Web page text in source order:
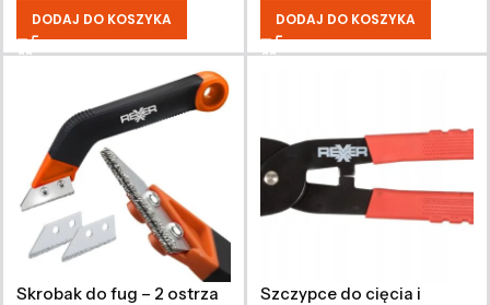
DODAJ DO KOSZYKA DODAJ DO KOSZYKA
Skrobak do fug – 2 ostrza
Szczypce do cięcia i